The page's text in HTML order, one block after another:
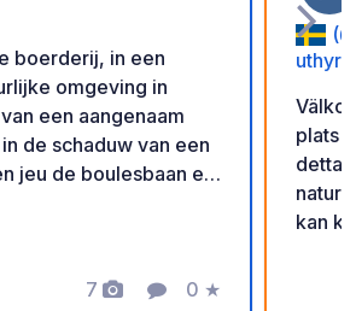
boerderij, in een
omgeving in
een aangenaam
de schaduw van een
jeu de boulesbaan en
geoSPOT! :)
7
Foto's Commentaar
0
Beoordeling
★
plats
detta
natur
kan